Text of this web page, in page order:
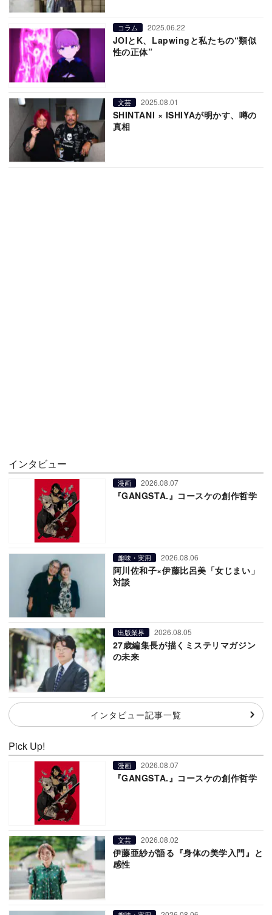
コラム 2025.06.22
JOIとK、Lapwingと私たちの“類似
性の正体”
文芸 2025.08.01
SHINTANI × ISHIYAが明かす、噂の
真相
インタビュー
漫画 2026.08.07
『GANGSTA.』コースケの創作哲学
趣味・実用 2026.08.06
阿川佐和子×伊藤比呂美「女じまい」
対談
出版業界 2026.08.05
27歳編集長が描くミステリマガジン
の未来
インタビュー記事一覧
Pick Up!
漫画 2026.08.07
『GANGSTA.』コースケの創作哲学
文芸 2026.08.02
伊藤亜紗が語る『身体の美学入門』と
感性